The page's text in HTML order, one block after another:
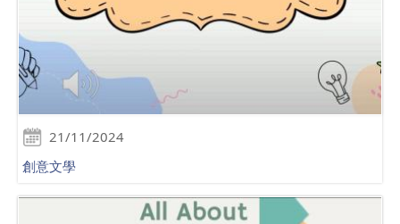
21/11/2024
創意文學